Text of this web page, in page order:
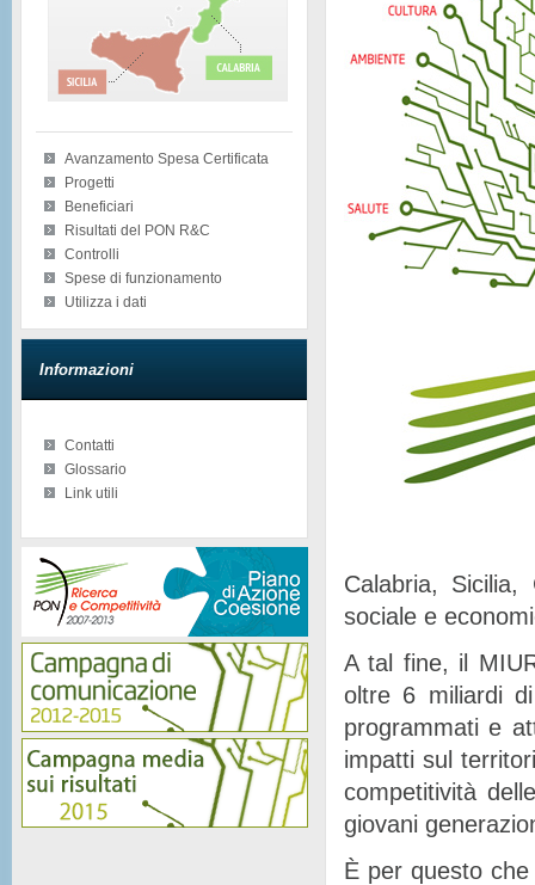
Avanzamento Spesa Certificata
Progetti
Beneficiari
Risultati del PON R&C
Controlli
Spese di funzionamento
Utilizza i dati
Informazioni
Contatti
Glossario
Link utili
Calabria, Sicilia,
sociale e
A tal fine, il
oltre 6 miliardi
programmati e
impatti sul
competitività
giovani
È per questo